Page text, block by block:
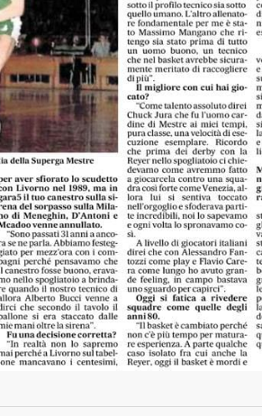
Biglietti
Download
Regolamento Emergenza Covid-19
Consorzio Progetto Mestre